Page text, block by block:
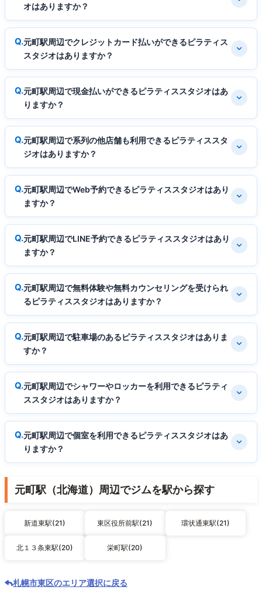
オはありますか？
元町駅周辺でクレジットカード払いができるピラティス
スタジオはありますか？
元町駅周辺で現金払いができるピラティススタジオはあ
りますか？
元町駅周辺で系列の他店舗も利用できるピラティススタ
ジオはありますか？
元町駅周辺でWeb予約できるピラティススタジオはあり
ますか？
元町駅周辺でLINE予約できるピラティススタジオはあり
ますか？
元町駅周辺で無料体験や無料カウンセリングを受けられ
るピラティススタジオはありますか？
元町駅周辺で駐車場のあるピラティススタジオはありま
すか？
元町駅周辺でシャワーやロッカーを利用できるピラティ
ススタジオはありますか？
元町駅周辺で個室を利用できるピラティススタジオはあ
りますか？
元町駅（北海道）周辺でジムを駅から探す
新道東駅(21) 東区役所前駅(21) 環状通東駅(21)
北１３条東駅(20) 栄町駅(20)
札幌市東区のエリア選択に戻る